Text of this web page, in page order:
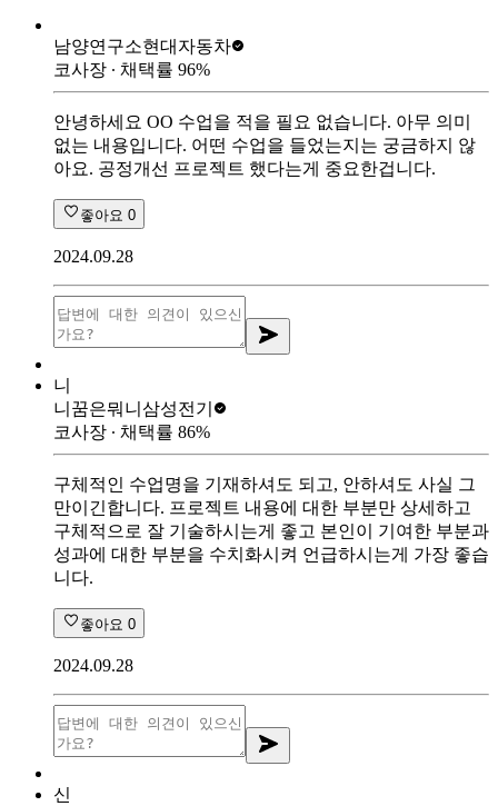
남양연구소현대자동차
코사장 ∙ 채택률 96%
안녕하세요 OO 수업을 적을 필요 없습니다. 아무 의미
없는 내용입니다. 어떤 수업을 들었는지는 궁금하지 않
아요. 공정개선 프로젝트 했다는게 중요한겁니다.
좋아요 0
2024.09.28
니
니꿈은뭐니 삼성전기
코사장 ∙ 채택률 86%
구체적인 수업명을 기재하셔도 되고, 안하셔도 사실 그
만이긴합니다. 프로젝트 내용에 대한 부분만 상세하고
구체적으로 잘 기술하시는게 좋고 본인이 기여한 부분과
성과에 대한 부분을 수치화시켜 언급하시는게 가장 좋습
니다.
좋아요 0
2024.09.28
신